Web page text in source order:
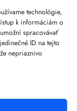
technológie,
k informáciám o
spracovávať
ID na tejto
nepriaznivo